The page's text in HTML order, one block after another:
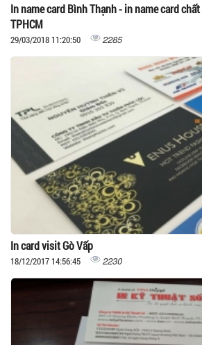
In name card Bình Thạnh - in name card
TPHCM
29/03/2018 11:20:50 2285
In card visit Gò Vấp
18/12/2017 14:56:45 2230